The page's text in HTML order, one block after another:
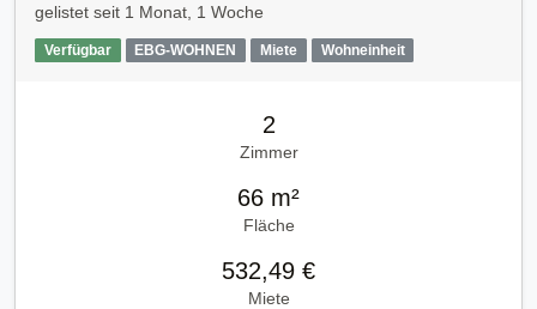
gelistet seit 1 Monat, 1 Woche
Verfügbar EBG-WOHNEN Miete Wohneinheit
2
Zimmer
66 m²
Fläche
532,49 €
Miete